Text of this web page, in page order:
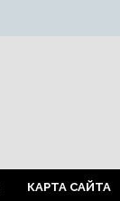
КАРТА САЙТА